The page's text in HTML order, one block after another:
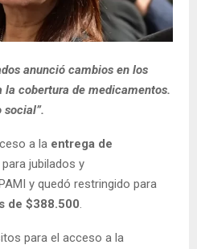
anunció cambios en los
la cobertura de medicamentos.
social”.
a la entrega de
para jubilados y
y quedó restringido para
de $388.500.
para el acceso a la